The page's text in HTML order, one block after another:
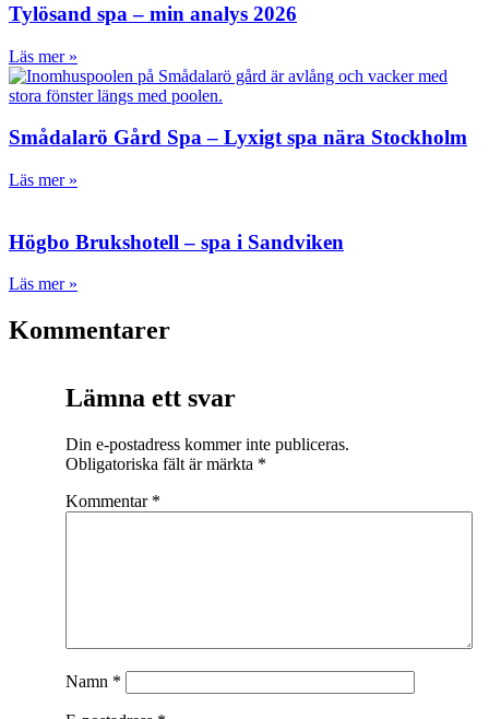
Tylösand spa – min analys 2026
Läs mer »
Smådalarö Gård Spa – Lyxigt spa nära Stockholm
Läs mer »
Högbo Brukshotell – spa i Sandviken
Läs mer »
Kommentarer
Lämna ett svar
Din e-postadress kommer inte publiceras.
Obligatoriska fält är märkta *
Kommentar *
Namn *